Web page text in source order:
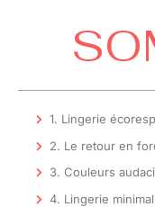
1. Lingerie
2. Le retour en
3. Couleurs
4. Lingerie